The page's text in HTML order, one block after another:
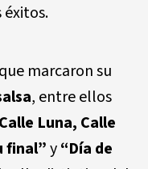
marcaron su
, entre ellos
Luna, Calle
final”y“Día de